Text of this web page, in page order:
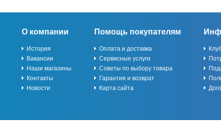
О компании
История
Вакансии
Наши магазины
Контакты
Новости
Помощь покупателям
Оплата и доставка
Сервисные услуги
Советы по выбору товара
Гарантия и возврат
Карта сайта